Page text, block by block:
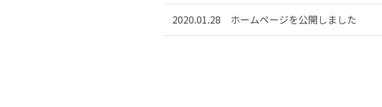
2020.01.28 ホームページを公開しました